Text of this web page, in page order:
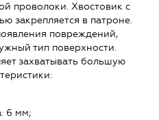
проволоки. Хвостовик с
закрепляется в патроне.
повреждений,
тип поверхности.
захватывать большую
6 мм;